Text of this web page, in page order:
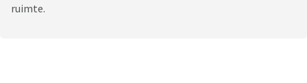
ruimte.